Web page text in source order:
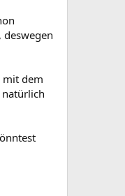
mit dem
natürlich